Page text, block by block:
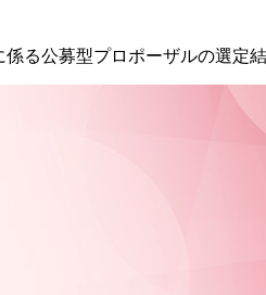
る公募型プロポーザルの選定